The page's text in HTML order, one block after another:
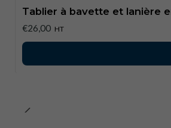
Tablier à bavette et lanière
€26,00 HT